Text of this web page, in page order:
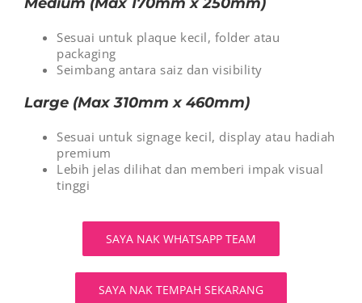
Sesuai untuk plaque kecil, folder atau
packaging
Seimbang antara saiz dan visibility
Large (Max 310mm x 460mm)
Sesuai untuk signage kecil, display atau hadiah
premium
Lebih jelas dilihat dan memberi impak visual
tinggi
SAYA NAK WHATSAPP TEAM
SAYA NAK TEMPAH SEKARANG